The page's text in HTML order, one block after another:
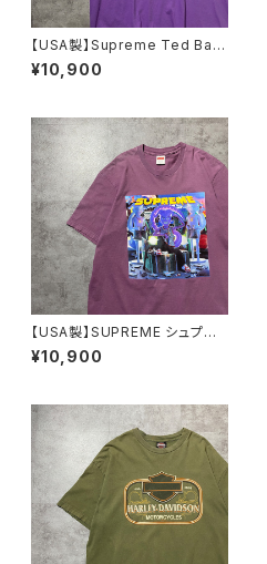
【USA製】Supreme Ted Bafa
loukos “1970s Kids Photo
シュプリーム グラフィック フ
¥10,900
【USA製】SUPREME シュプリ
ーム サイケデリック アートグ
ラフィック プリント パープ
¥10,900